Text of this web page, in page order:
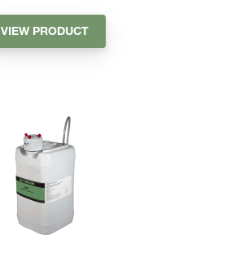
VIEW PRODUCT